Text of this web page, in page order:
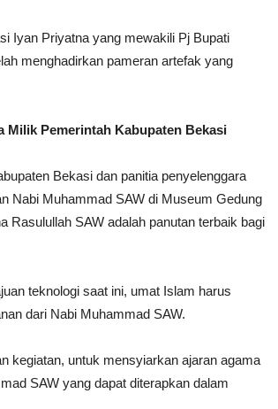
Iyan Priyatna yang mewakili Pj Bupati
menghadirkan pameran artefak yang
Milik Pemerintah Kabupaten Bekasi
Bekasi dan panitia penyelenggara
Nabi Muhammad SAW di Museum Gedung
Rasulullah SAW adalah panutan terbaik bagi
teknologi saat ini, umat Islam harus
dari Nabi Muhammad SAW.
kegiatan, untuk mensyiarkan ajaran agama
SAW yang dapat diterapkan dalam